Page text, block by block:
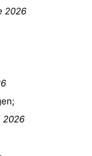
2026
2026